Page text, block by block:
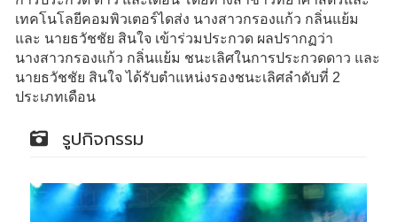
เทคโนโลยีคอมพิวเตอร์ไดส่ง นางสาวกรองแก้ว กลิ่นแย้ม
และ นายธวัชชัย สินใจ เข้าร่วมประกวด ผลปรากฏว่า
นางสาวกรองแก้ว กลิ่นแย้ม ชนะเลิศในการประกวดดาว และ
นายธวัชชัย สินใจ ได้รับตำแหน่งรองชนะเลิศลำดับที่ 2
ประเภทเดือน
รูปกิจกรรม